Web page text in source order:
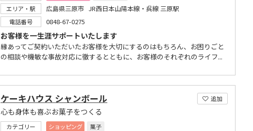
エリア・駅
広島県三原市 JR西日本山陽本線・呉線 三原駅
電話番号 0848-67-0275
お客様を一生涯サポートいたします
縁あってご契約いただいたお客様を大切にするのはもちろん、お困りごと
の相談や機敏な事故対応に徹するとともに、お客様のそれぞれのライフ...
追加
ケーキハウス シャンボール
心も身体も喜ぶお菓子をつくる
カテゴリー ショッピング
菓子